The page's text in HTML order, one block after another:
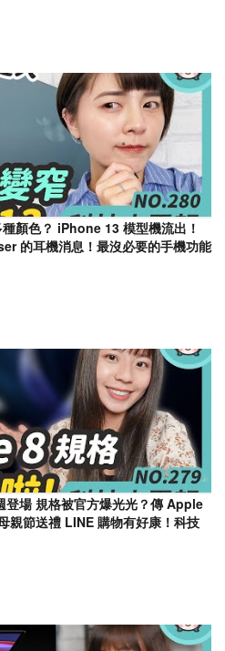
顏色？ iPhone 13 模型機流出！
的耳機消息！最沒必要的手機功能
場 規格被官方爆光光？傳 Apple
親節送禮 LINE 購物有好康！科技